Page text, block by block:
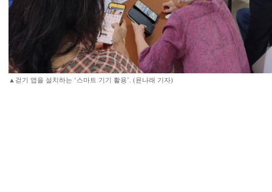
▲걷기 앱을 설치하는 ‘스마트 기기 활용’. (윤나래 기자)